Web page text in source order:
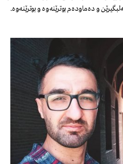
و دەماودەم بوترێنەوە و بوترێنەوە.